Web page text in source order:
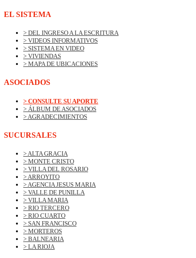
EL SISTEMA
> DEL INGRESO A LA ESCRITURA
> VIDEOS INFORMATIVOS
> SISTEMA EN VIDEO
> VIVIENDAS
> MAPA DE UBICACIONES
ASOCIADOS
> CONSULTE SU APORTE
> ÁLBUM DE ASOCIADOS
> AGRADECIMIENTOS
SUCURSALES
> ALTA GRACIA
> MONTE CRISTO
> VILLA DEL ROSARIO
> ARROYITO
> AGENCIA JESUS MARIA
> VALLE DE PUNILLA
> VILLA MARIA
> RIO TERCERO
> RIO CUARTO
> SAN FRANCISCO
> MORTEROS
> BALNEARIA
> LA RIOJA